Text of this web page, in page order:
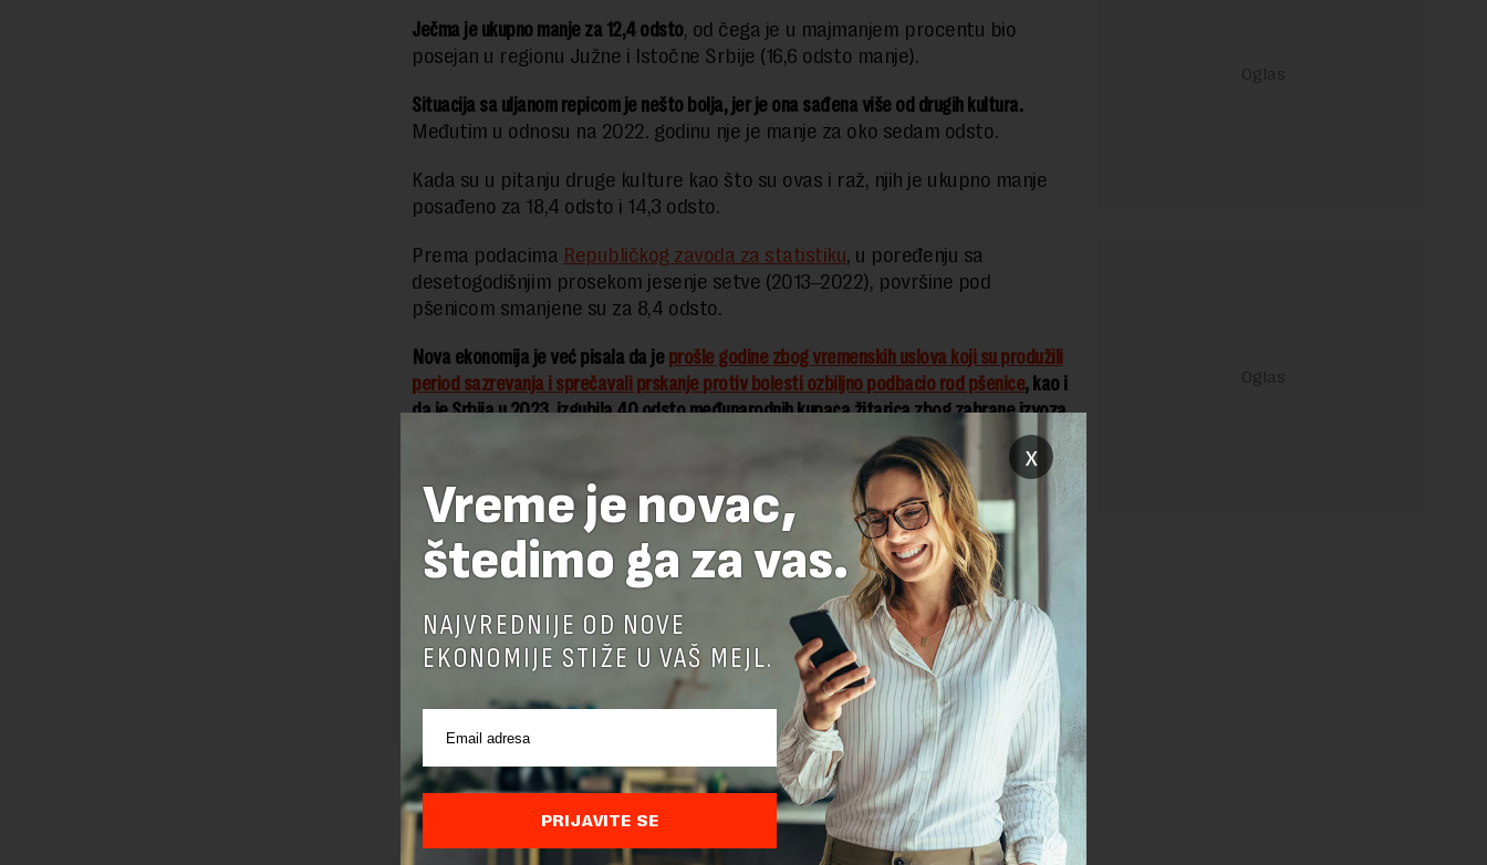
Ječma je ukupno manje za 12,4 odsto, od čega je u majmanjem procentu bio
posejan u regionu Južne i Istočne Srbije (16,6 odsto manje).
Situacija sa uljanom repicom je nešto bolja, jer je ona sađena više od drugih kultura.
Međutim u odnosu na 2022. godinu nje je manje za oko sedam odsto.
Kada su u pitanju druge kulture kao što su ovas i raž, njih je ukupno manje
posađeno za 18,4 odsto i 14,3 odsto.
Prema podacima Republičkog zavoda za statistiku, u poređenju sa
desetogodišnjim prosekom jesenje setve (2013‒2022), površine pod
pšenicom smanjene su za 8,4 odsto.
Nova ekonomija je već pisala da je prošle godine zbog vremenskih uslova koji su produžili
period sazrevanja i sprečavali prskanje protiv bolesti ozbiljno podbacio rod pšenice, kao i
da je Srbija u 2023. izgubila 40 odsto međunarodnih kupaca žitarica zbog zabrane izvoza
x
Vreme je novac,
štedimo ga za vas.
NAJVREDNIJE OD NOVE
EKONOMIJE STIŽE U VAŠ MEJL.
PRIJAVITE SE